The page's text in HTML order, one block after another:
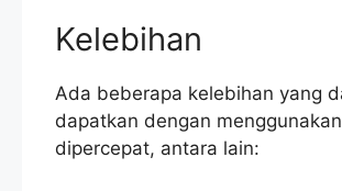
Kelebihan
Ada beberapa kelebihan yang
dapatkan dengan
dipercepat, antara lain: